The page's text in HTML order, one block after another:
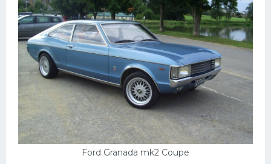
Ford Granada mk2 Coupe